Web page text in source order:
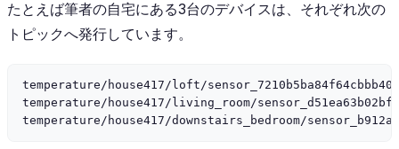
たとえば筆者の自宅にある3台のデバイスは、それぞれ次の
トピックへ発行しています。
temperature/house417/loft/
temperature/house417/living_room/